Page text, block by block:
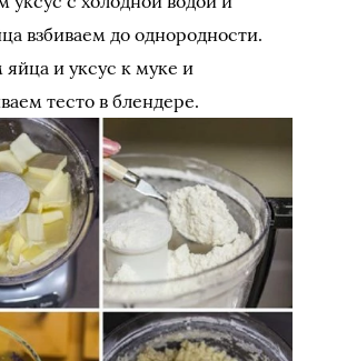
взбиваем до однородности.
яйца и уксус к муке и
тесто в блендере.